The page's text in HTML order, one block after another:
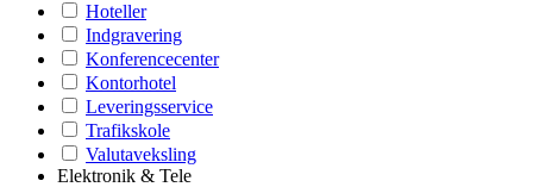
Hoteller
Indgravering
Konferencecenter
Kontorhotel
Leveringsservice
Trafikskole
Valutaveksling
Elektronik & Tele